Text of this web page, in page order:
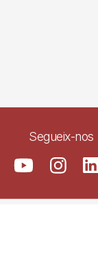
Segueix-nos